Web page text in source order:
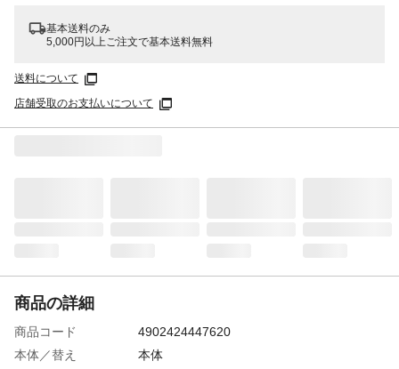
基本送料のみ
5,000円以上ご注文で基本送料無料
送料について
店舗受取のお支払いについて
商品の詳細
商品コード
4902424447620
本体／替え
本体